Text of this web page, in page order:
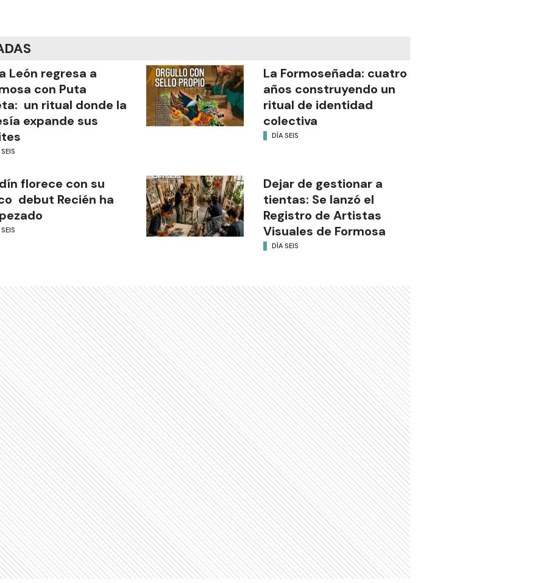
León regresa a
con Puta
un ritual donde la
expande sus
La Formoseñada: cuatro
años construyendo un
ritual de identidad
colectiva
DÍA SEIS
florece con su
debut Recién ha
Dejar de gestionar a
tientas: Se lanzó el
Registro de Artistas
Visuales de Formosa
DÍA SEIS